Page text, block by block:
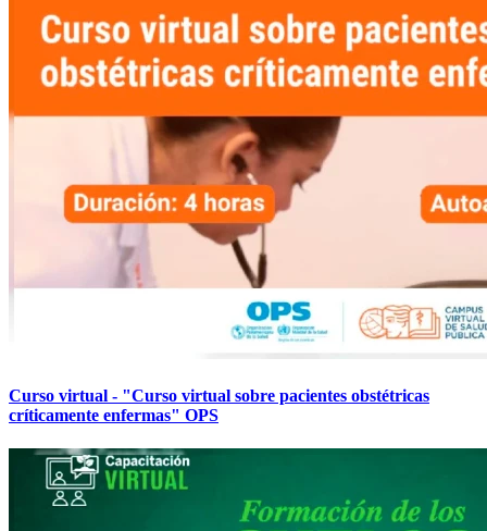
Curso virtual - "Curso virtual sobre pacientes obstétricas
críticamente enfermas" OPS